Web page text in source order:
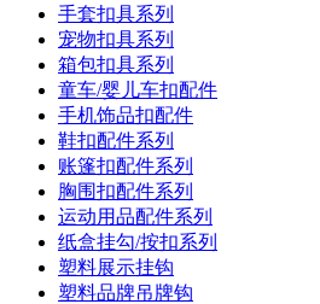
手套扣具系列
宠物扣具系列
箱包扣具系列
童车/婴儿车扣配件
手机饰品扣配件
鞋扣配件系列
账篷扣配件系列
胸围扣配件系列
运动用品配件系列
纸盒挂勾/按扣系列
塑料展示挂钩
塑料品牌吊牌钩